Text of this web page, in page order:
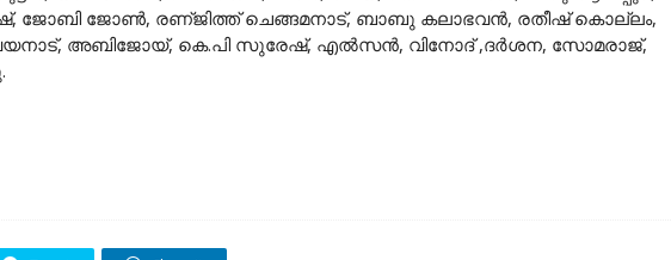
ജോബി ജോൺ, രണ്ജിത്ത് ചെങ്ങമനാട്, ബാബു കലാഭവൻ, രതീഷ് കൊല്ലം,
അബിജോയ്, കെ.പി സുരേഷ്, എൽസൻ, വിനോദ് ,ദർശന, സോമരാജ്,